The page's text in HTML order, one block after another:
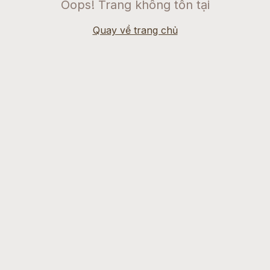
Oops! Trang không tồn tại
Quay về trang chủ